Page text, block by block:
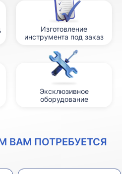
Изготовление
инструмента под заказ
Эксклюзивное
оборудование
ВАМ ПОТРЕБУЕТСЯ